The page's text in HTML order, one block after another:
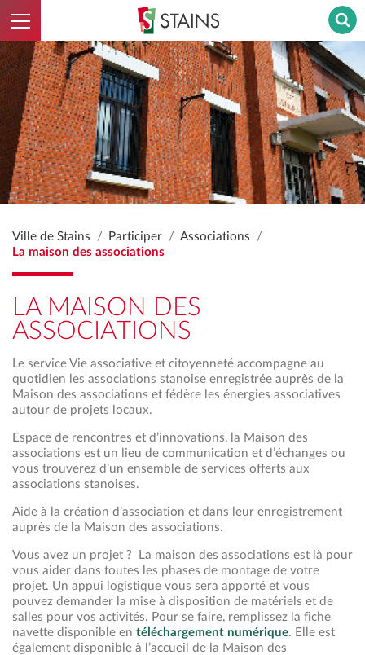
Ouvrir le menu Stains - Retour à l'accueil
Ville de Stains Participer
Associations
La maison des associations
LA MAISON DES
ASSOCIATIONS
Le service Vie associative et citoyenneté accompagne au
quotidien les associations stanoise enregistrée auprès de la
Maison des associations et fédère les énergies associatives
autour de projets locaux.
Espace de rencontres et d’innovations, la Maison des
associations est un lieu de communication et d’échanges ou
vous trouverez d’un ensemble de services offerts aux
associations stanoises.
Aide à la création d’association et dans leur enregistrement
auprès de la Maison des associations.
Vous avez un projet ? La maison des associations est là pour
vous aider dans toutes les phases de montage de votre
projet. Un appui logistique vous sera apporté et vous
pouvez demander la mise à disposition de matériels et de
salles pour vos activités. Pour se faire, remplissez la fiche
navette disponible en téléchargement numérique. Elle est
également disponible à l’accueil de la Maison des